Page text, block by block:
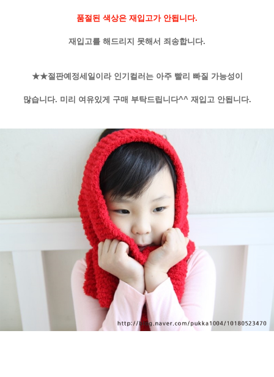
품절된 색상은 재입고가 안됩니다.
재입고를 해드리지 못해서 죄송합니다.
★★절판예정세일이라 인기컬러는 아주 빨리 빠질 가능성이
많습니다. 미리 여유있게 구매 부탁드립니다^^ 재입고 안됩니다.